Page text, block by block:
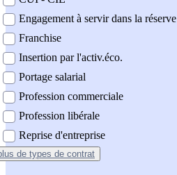
Engagement à servir dans la réserve
Franchise
Insertion par l'activ.éco.
Portage salarial
Profession commerciale
Profession libérale
Reprise d'entreprise
de types de contrat